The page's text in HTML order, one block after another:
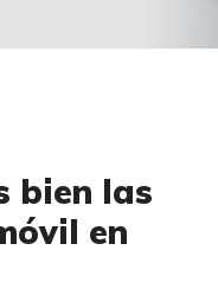
bien las
en